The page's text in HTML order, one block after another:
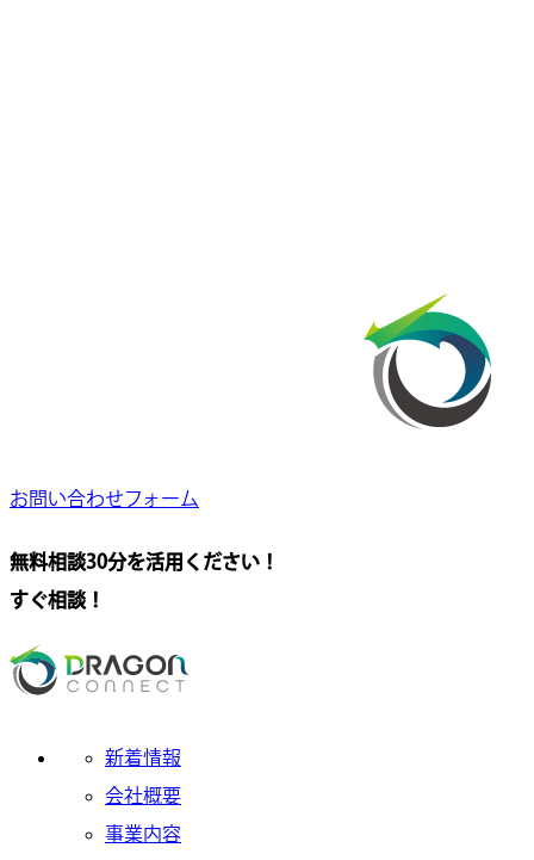
お問い合わせフォーム
無料相談30分を活用ください！
すぐ相談！
新着情報
会社概要
事業内容